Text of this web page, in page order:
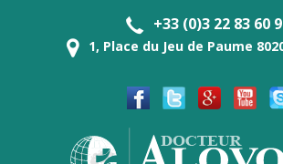
+33 (0)3 22 83 60
1, Place du Jeu de Paume